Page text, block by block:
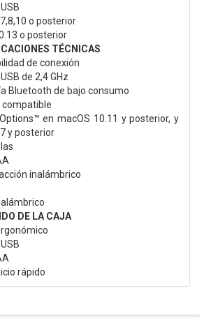
o posterior
o posterior
TÉCNICAS
de conexión
de 2,4 GHz
Bluetooth de bajo consumo
Options™ en macOS 10.11 y posterior, y
y posterior
inalámbrico
DE LA CAJA
rápido